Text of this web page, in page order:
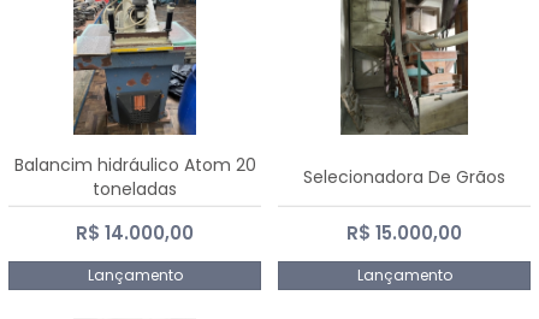
Balancim hidráulico Atom 20
toneladas
R$ 14.000,00
Lançamento
Selecionadora De Grãos
R$ 15.000,00
Lançamento